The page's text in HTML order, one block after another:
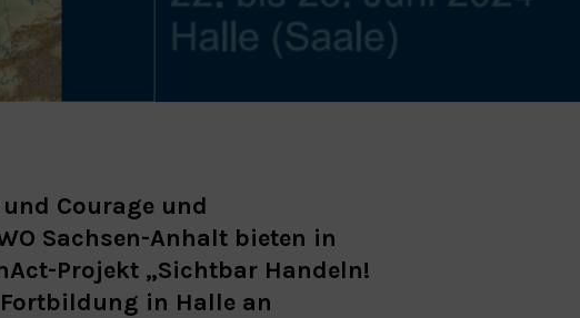
Courage und
Sachsen-Anhalt bieten in
Projekt „Sichtbar Handeln!
in Halle an